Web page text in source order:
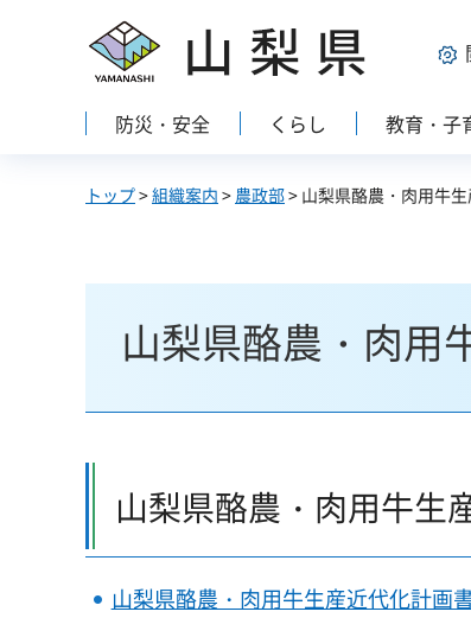
山梨県
防災・安全 くらし 教育・子
トップ>組織案内 > 農政部> 山梨県酪農・肉用牛
山梨県酪農・肉用
山梨県酪農・肉用牛生
山梨県酪農・肉用牛生産近代化計画